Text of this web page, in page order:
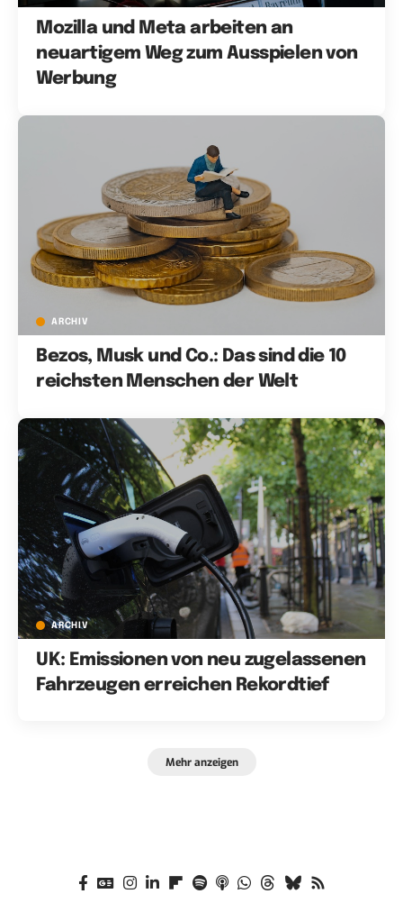
Mozilla und Meta arbeiten an
neuartigem Weg zum Ausspielen von
Werbung
ARCHIV
Bezos, Musk und Co.: Das sind die 10
reichsten Menschen der Welt
ARCHIV
UK: Emissionen von neu zugelassenen
Fahrzeugen erreichen Rekordtief
Mehr anzeigen